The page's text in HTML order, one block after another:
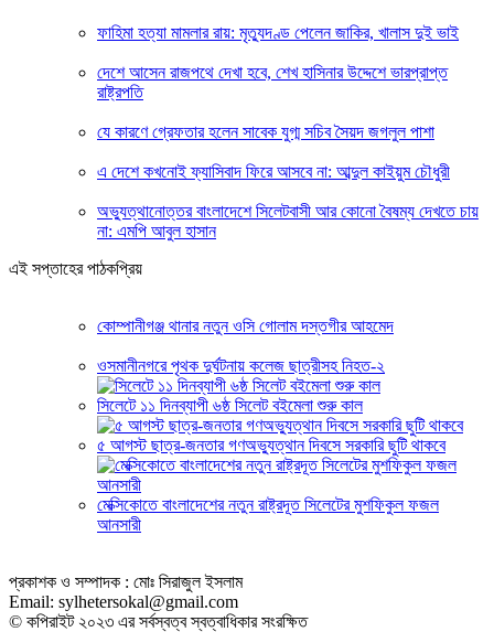
ফাহিমা হত্যা মামলার রায়: মৃত্যুদণ্ড পেলেন জাকির, খালাস দুই ভাই
দেশে আসেন রাজপথে দেখা হবে, শেখ হাসিনার উদ্দেশে ভারপ্রাপ্ত
রাষ্ট্রপতি
যে কারণে গ্রেফতার হলেন সাবেক যুগ্ম সচিব সৈয়দ জগলুল পাশা
এ দেশে কখনোই ফ্যাসিবাদ ফিরে আসবে না: আব্দুল কাইয়ুম চৌধুরী
অভ্যুত্থানোত্তর বাংলাদেশে সিলেটবাসী আর কোনো বৈষম্য দেখতে চায়
না: এমপি আবুল হাসান
এই সপ্তাহের পাঠকপ্রিয়
কোম্পানীগঞ্জ থানার নতুন ওসি গোলাম দস্তগীর আহমেদ
ওসমানীনগরে পৃথক দুর্ঘটনায় কলেজ ছাত্রীসহ নিহত-২
সিলেটে ১১ দিনব্যাপী ৬ষ্ঠ সিলেট বইমেলা শুরু কাল
৫ আগস্ট ছাত্র-জনতার গণঅভ্যুত্থান দিবসে সরকারি ছুটি থাকবে
মেক্সিকোতে বাংলাদেশের নতুন রাষ্ট্রদূত সিলেটের মুশফিকুল ফজল
আনসারী
প্রকাশক ও সম্পাদক : মোঃ সিরাজুল ইসলাম
Email: sylhetersokal@gmail.com
© কপিরাইট ২০২৩ এর সর্বস্বত্ব স্বত্বাধিকার সংরক্ষিত